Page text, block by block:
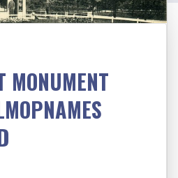
MONUMENT